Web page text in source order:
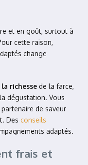
et en goût, surtout à
cette raison,
change
richesse de la farce,
dégustation. Vous
de saveur
Des conseils
adaptés.
frais et